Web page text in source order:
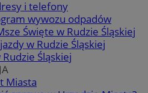
i telefony
wywozu odpadów
Święte w Rudzie Śląskiej
w Rudzie Śląskiej
Śląskiej
Miasta